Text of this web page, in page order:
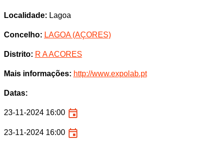
Localidade: Lagoa
Concelho: LAGOA (AÇORES)
Distrito: R A ACORES
Mais informações: http://www.expolab.pt
Datas:
23-11-2024 16:00
23-11-2024 16:00